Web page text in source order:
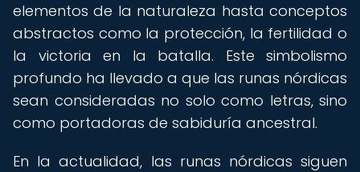
elementos de la naturaleza hasta conceptos
abstractos como la protección, la fertilidad o
la victoria en la batalla. Este simbolismo
profundo ha llevado a que las runas nórdicas
sean consideradas no solo como letras, sino
como portadoras de sabiduría ancestral.
En la actualidad, las runas nórdicas siguen